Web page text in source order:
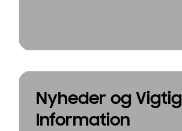
Nyheder og Vigtig
Information